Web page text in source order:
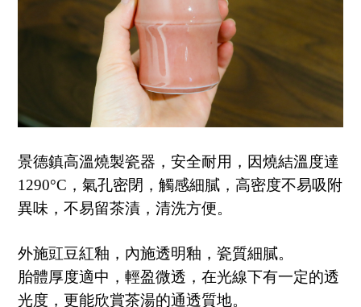
景德鎮高溫燒製瓷器，安全耐用，因燒結溫度達
1290°C，氣孔密閉，觸感細膩，高密度不易吸附
異味，不易留茶漬，清洗方便。
外施豇豆紅釉，內施透明釉，瓷質細膩。
胎體厚度適中，輕盈微透，在光線下有一定的透
光度，更能欣賞茶湯的通透質地。